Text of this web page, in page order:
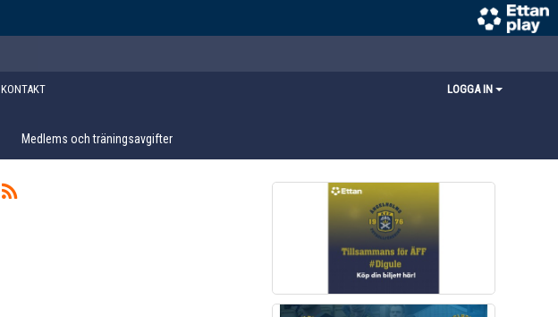
KONTAKT LOGGA IN
Medlems och träningsavgifter